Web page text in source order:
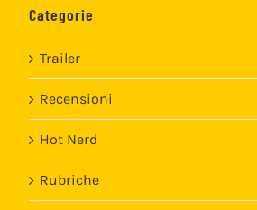
Categorie
Trailer
Recensioni
Hot Nerd
Rubriche